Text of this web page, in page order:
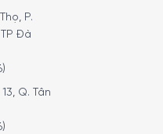
P.
Đà
Q. Tân